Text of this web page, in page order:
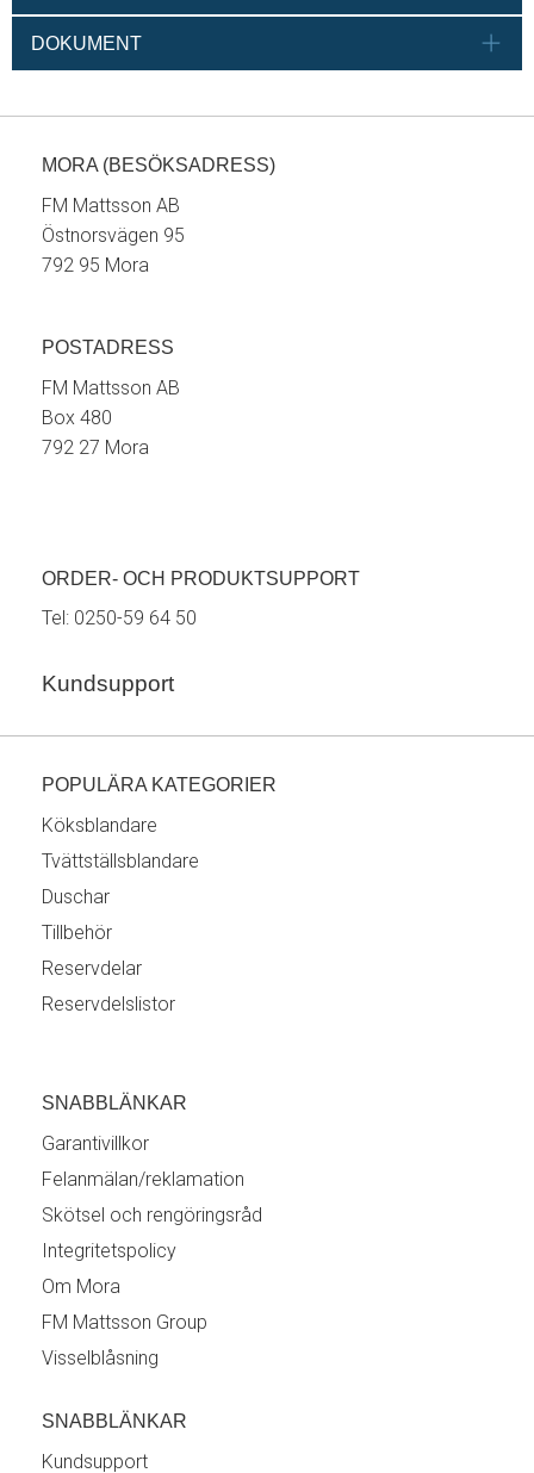
DOKUMENT
MORA (BESÖKSADRESS)
FM Mattsson AB
Östnorsvägen 95
792 95 Mora
POSTADRESS
FM Mattsson AB
Box 480
792 27 Mora
ORDER- OCH PRODUKTSUPPORT
Tel: 0250-59 64 50
Kundsupport
POPULÄRA KATEGORIER
Köksblandare
Tvättställsblandare
Duschar
Tillbehör
Reservdelar
Reservdelslistor
SNABBLÄNKAR
Garantivillkor
Felanmälan/reklamation
Skötsel och rengöringsråd
Integritetspolicy
Om Mora
FM Mattsson Group
Visselblåsning
SNABBLÄNKAR
Kundsupport